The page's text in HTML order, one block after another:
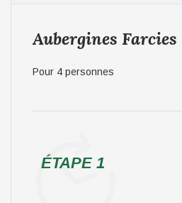
Aubergines Farcies
Pour 4 personnes
ÉTAPE 1